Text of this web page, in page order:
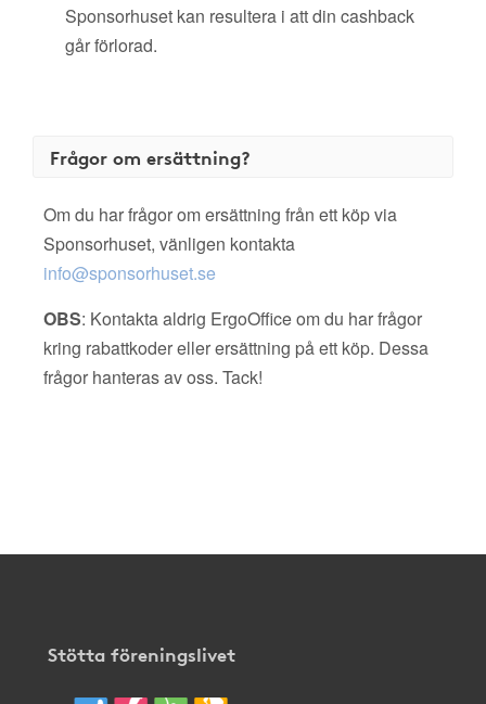
Sponsorhuset kan resultera i att din cashback
går förlorad.
Frågor om ersättning?
Om du har frågor om ersättning från ett köp via
Sponsorhuset, vänligen kontakta
info@sponsorhuset.se
OBS: Kontakta aldrig ErgoOffice om du har frågor
kring rabattkoder eller ersättning på ett köp. Dessa
frågor hanteras av oss. Tack!
Stötta föreningslivet